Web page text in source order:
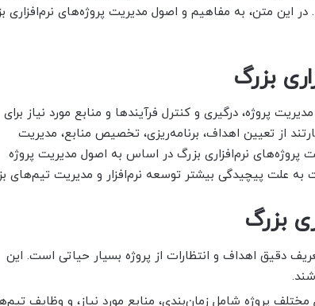
این متن، به مفاهیم و اصول مدیریت پروژه‌های نرم‌افزاری
بزرگ
پروژه، درگیری و کنترل فرآیند‌ها و منابع مورد نیاز برای
از تعیین اهداف، برنامه‌ریزی، تخصیص منابع، مدیریت
پروژه‌های نرم‌افزاری بزرگ در اساس به اصول مدیریت پروژه
علت پیچیدگی بیشتر توسعه نرم‌افزار و مدیریت تیم‌های
بزرگ
دقیق اهداف و انتظارات از پروژه بسیار حیاتی است. این
مختلف پروژه شامل زمان‌بندی، منابع مورد نیاز، و وظایف